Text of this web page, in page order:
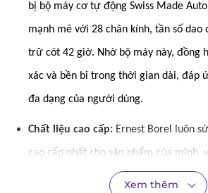
bị bộ máy cơ tự động Swiss Made
mạnh mẽ với 28 chân kính, tần số dao
trữ cót 42 giờ. Nhờ bộ máy này, đồng
xác và bền bỉ trong thời gian dài, đáp
đa dạng của người dùng.
Chất liệu cao cấp: Ernest Borel luôn
cao cấp nhất cho sản phẩm của mình,
cũng không ngoại lệ. Mặt kính
Xem thêm